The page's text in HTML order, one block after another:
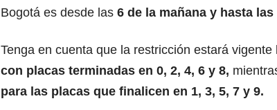
Bogotá es desde las 6 de la mañana y hasta
Tenga en cuenta que la restricción estará vigente
con placas terminadas en 0, 2, 4, 6 y 8,
para las placas que finalicen en 1, 3, 5, 7 y 9.